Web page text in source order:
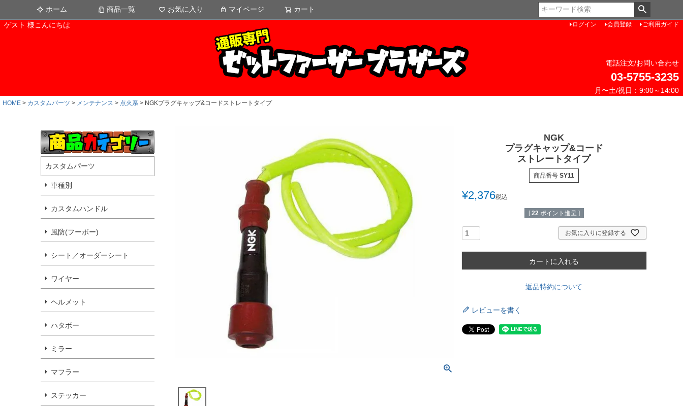
ホーム 商品一覧 お気に入り マイページ カート
ゲスト 様こんにちは
ログイン 会員登録 ご利用ガイド
電話注文/お問い合わせ
03-5755-3235
月〜土/祝日：9:00～14:00
HOME カスタムパーツ メンテナンス 点火系 NGKプラグキャップ&コードストレートタイプ
カスタムパーツ
車種別
カスタムハンドル
風防(フーボー)
シート／オーダーシート
ワイヤー
ヘルメット
ハタボー
ミラー
マフラー
ステッカー
NGK
プラグキャップ&コード
ストレートタイプ
商品番号 SY11
¥2,376税込
[ 22 ポイント進呈 ]
お気に入りに登録する
カートに入れる
返品特約について
レビューを書く
ペー
ジト
ップ